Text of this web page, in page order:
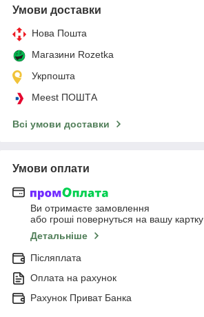
Умови доставки
Нова Пошта
Магазини Rozetka
Укрпошта
Meest ПОШТА
Всі умови доставки
Умови оплати
Ви отримаєте замовлення
або гроші повернуться на вашу картку
Детальніше
Післяплата
Оплата на рахунок
Рахунок Приват Банка